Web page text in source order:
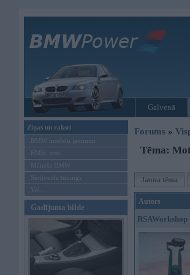
Galvenā
Ziņas un raksti
BMW modeļu jaunumi
BMW testi
Mēneša BMW
Sērijveida tūnings
Vel...
Gadījuma bilde
Forums »
Tēma:
Jauna tēma
Autors
RSAWorkshop